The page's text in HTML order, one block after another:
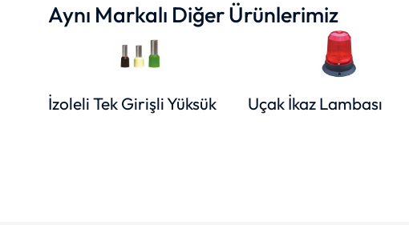
Aynı Markalı Diğer Ürünlerimiz
İzoleli Tek Girişli Yüksük Uçak İkaz Lambası